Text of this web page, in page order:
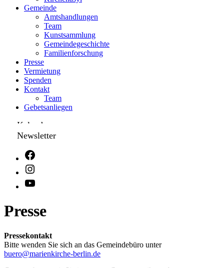
Gemeinde
Amtshandlungen
Team
Kunstsammlung
Gemeindegeschichte
Familienforschung
Presse
Vermietung
Spenden
Kontakt
Team
Gebetsanliegen
Kalender
Newsletter
Presse
Pressekontakt
Bitte wenden Sie sich an das Gemeindebüro unter
buero@marienkirche-berlin.de